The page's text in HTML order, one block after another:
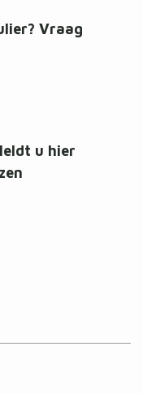
Vraag
u hier